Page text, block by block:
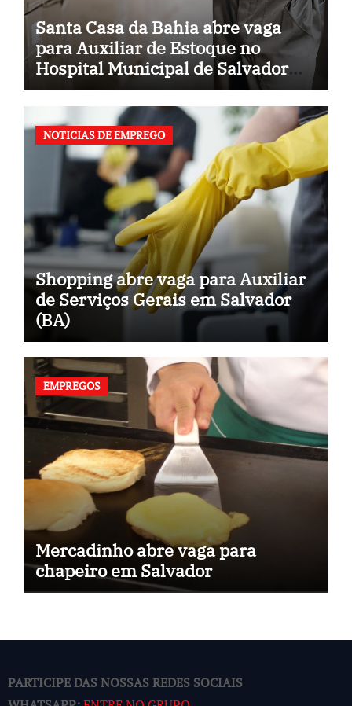
Santa Casa da Bahia abre vaga
para Auxiliar de Estoque no
Hospital Municipal de Salvador
(BA)
NOTICIAS DE EMPREGO
Shopping abre vaga para Auxiliar
de Serviços Gerais em Salvador
(BA)
EMPREGOS
Mercadinho abre vaga para
chapeiro em Salvador
PARTICIPE DAS NOSSAS REDES SOCIAIS